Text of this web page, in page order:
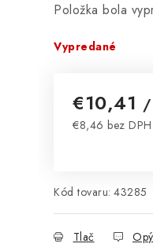
Položka bola
Vypredané
€10,41 /
€8,46 bez DPH
Kód tovaru: 43285
Tlač